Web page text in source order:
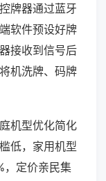
牌器通过蓝牙
软件预设好牌
接收到信号后
机洗牌、码牌
机型优化简化
低，家用机型
，定价亲民集